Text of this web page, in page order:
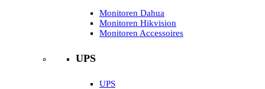
Monitoren Dahua
Monitoren Hikvision
Monitoren Accessoires
UPS
UPS